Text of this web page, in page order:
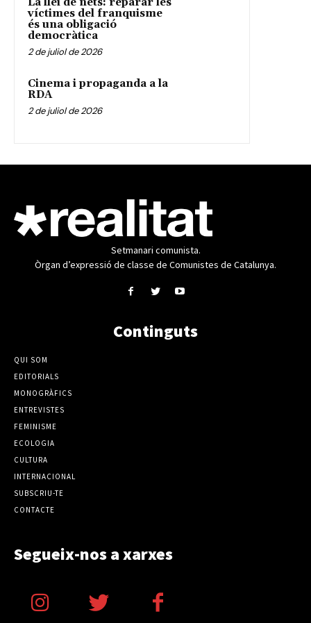
víctimes del franquisme
és una obligació
democràtica
2 de juliol de 2026
Cinema i propaganda a la
RDA
2 de juliol de 2026
Setmanari comunista.
Òrgan d’expressió de classe de Comunistes de Catalunya.
Continguts
QUI SOM
EDITORIALS
MONOGRÀFICS
ENTREVISTES
FEMINISME
ECOLOGIA
CULTURA
INTERNACIONAL
SUBSCRIU-TE
CONTACTE
Segueix-nos a xarxes